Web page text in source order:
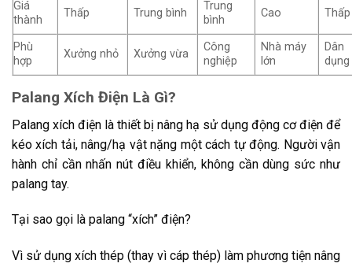
Giá
thành
Thấp Trung bình
Trung
bình
Cao Thấp
Phù
hợp
Xưởng nhỏ Xưởng vừa
Công
nghiệp
Nhà máy
lớn
Dân
dụng
Palang Xích Điện Là Gì?
Palang xích điện là thiết bị nâng hạ sử dụng động cơ điện để
kéo xích tải, nâng/hạ vật nặng một cách tự động. Người vận
hành chỉ cần nhấn nút điều khiển, không cần dùng sức như
palang tay.
Tại sao gọi là palang “xích” điện?
Vì sử dụng xích thép (thay vì cáp thép) làm phương tiện nâng